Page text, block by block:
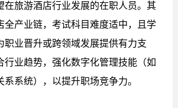
在旅游酒店行业发展的在职人员。其
全产业链，考试科目难度适中，且学
职业晋升或跨领域发展提供有力支
行业趋势，强化数字化管理技能（如
系统），以提升职场竞争力。